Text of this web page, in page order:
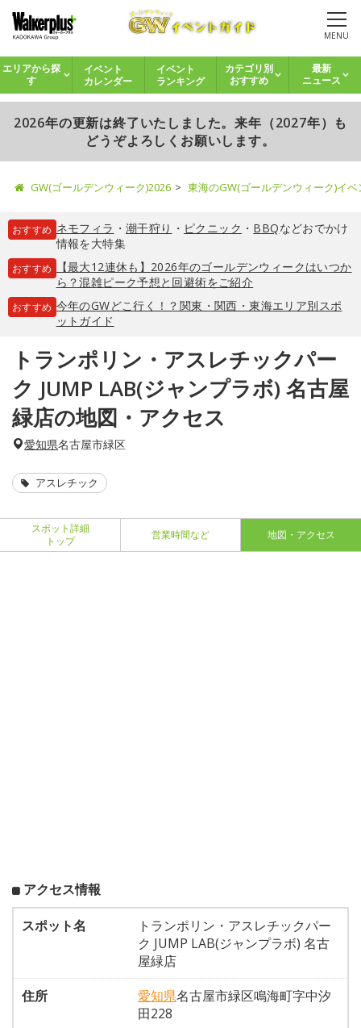
MENU
エリアから探
す
イベント
カレンダー
イベント
ランキング
カテゴリ別
おすすめ
最新
ニュース
2026年の更新は終了いたしました。来年（2027年）も
どうぞよろしくお願いします。
GW(ゴールデンウィーク)2026 東海のGW(ゴールデンウィーク)イ
おすすめ ネモフィラ ・ 潮干狩り ・ ピクニック ・ BBQなどおでかけ
情報を大特集
おすすめ
【最大12連休も】2026年のゴールデンウィークはいつか
ら？混雑ピーク予想と回避術をご紹介
おすすめ 今年のGWどこ行く！？関東・関西・東海エリア別スポ
ットガイド
トランポリン・アスレチックパー
ク JUMP LAB(ジャンプラボ) 名古屋
緑店の地図・アクセス
愛知県名古屋市緑区
アスレチック
スポット詳細
トップ
営業時間など 地図・アクセス
アクセス情報
スポット名
トランポリン・アスレチックパー
ク JUMP LAB(ジャンプラボ) 名古
屋緑店
住所
愛知県名古屋市緑区鳴海町字中汐
田228